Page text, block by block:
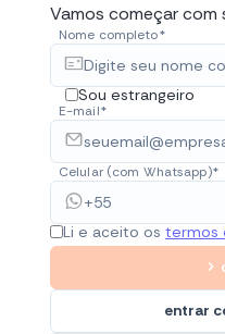
Vamos começar com
Nome completo*
Sou estrangeiro
E-mail*
Celular (com Whatsapp)*
Li e aceito os termos
entrar